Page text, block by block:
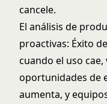
cancele.
El análisis de
proactivas: Éxito
cuando el uso
oportunidades de
aumenta, y